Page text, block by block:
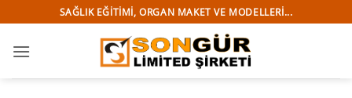
atla
SAĞLIK EĞITIMI, ORGAN MAKET VE MODELLERI...